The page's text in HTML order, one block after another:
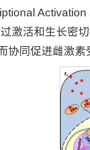
激活和生长密
协同促进雌激